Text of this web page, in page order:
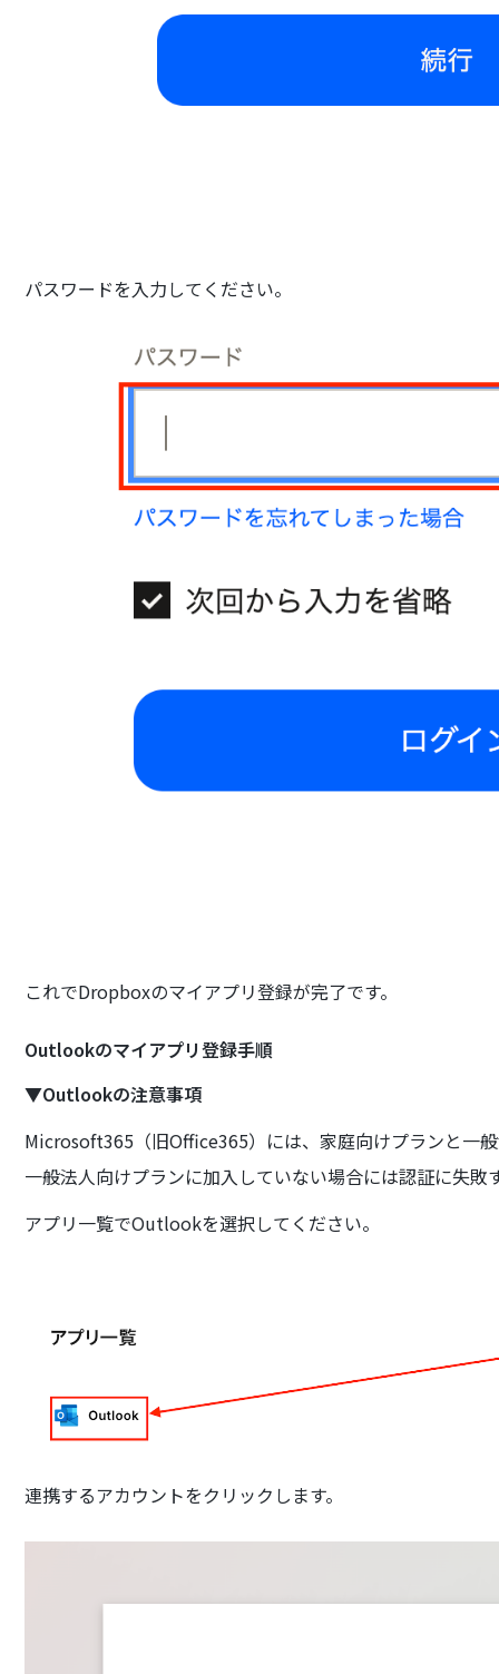
パスワードを入力してください。
これでDropboxのマイアプリ登録が完了です。
Outlookのマイアプリ登録手順
▼Outlookの注意事項
Microsoft365（旧Office365）には、家庭向けプランと一
一般法人向けプランに加入していない場合には認証に失敗
アプリ一覧でOutlookを選択してください。
連携するアカウントをクリックします。